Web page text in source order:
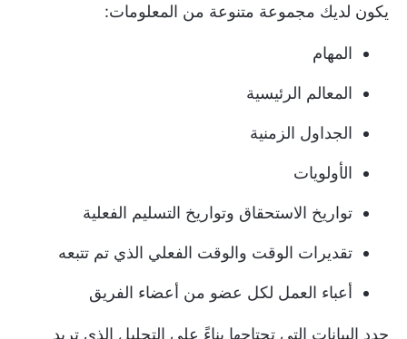
يكون لديك مجموعة متنوعة من المعلومات:
المهام
المعالم الرئيسية
الجداول الزمنية
الأولويات
تواريخ الاستحقاق وتواريخ التسليم الفعلية
تقديرات الوقت والوقت الفعلي الذي تم تتبعه
أعباء العمل لكل عضو من أعضاء الفريق
حدد البيانات التي تحتاجها بناءً على التحليل الذي تريد